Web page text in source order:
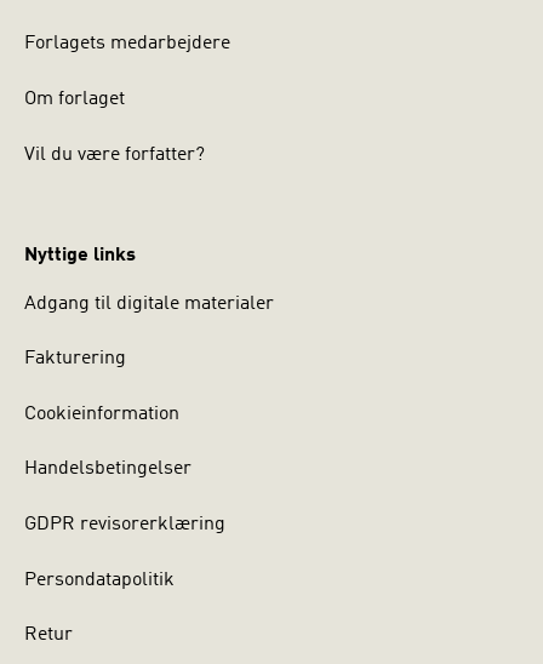
Forlagets medarbejdere
Om forlaget
Vil du være forfatter?
Nyttige links
Adgang til digitale materialer
Fakturering
Cookieinformation
Handelsbetingelser
GDPR revisorerklæring
Persondatapolitik
Retur